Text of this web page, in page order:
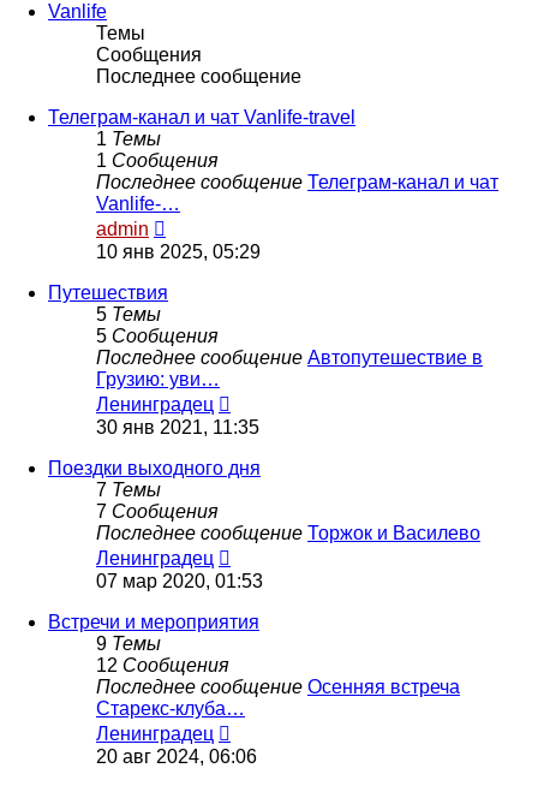
Vanlife
Темы
Сообщения
Последнее сообщение
Телеграм-канал и чат Vanlife-travel
1 Темы
1 Сообщения
Последнее сообщение Телеграм-канал и чат
Vanlife-…
admin
к
сообщению
10 янв 2025, 05:29
Путешествия
5 Темы
5 Сообщения
Последнее сообщение Автопутешествие в
Грузию: уви…
Ленинградец
к
сообщению
30 янв 2021, 11:35
Поездки выходного дня
7 Темы
7 Сообщения
Последнее сообщение Торжок и Василево
Ленинградец
к
сообщению
07 мар 2020, 01:53
Встречи и мероприятия
9 Темы
12 Сообщения
Последнее сообщение Осенняя встреча
Старекс-клуба…
Ленинградец
к
20 авг 2024, 06:06